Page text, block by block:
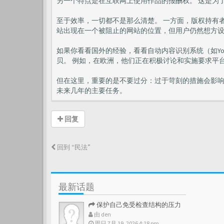
至于效率，一切都不是那么清楚。 一方面，版权持
站出现在一个被阻止的网站的位置，但用户仍然想方
如果你看看国外的经验，看看自动内容识别系统（如
贝。 例如，在欧洲，他们正在积极讨论和实施要求平
但在这里，重要的是不要过分：过于苛刻的措施会影
未来几年的主要任务。
回复
回到 “民法”
最新话题
保护自己免受检查结构的压力
由 den